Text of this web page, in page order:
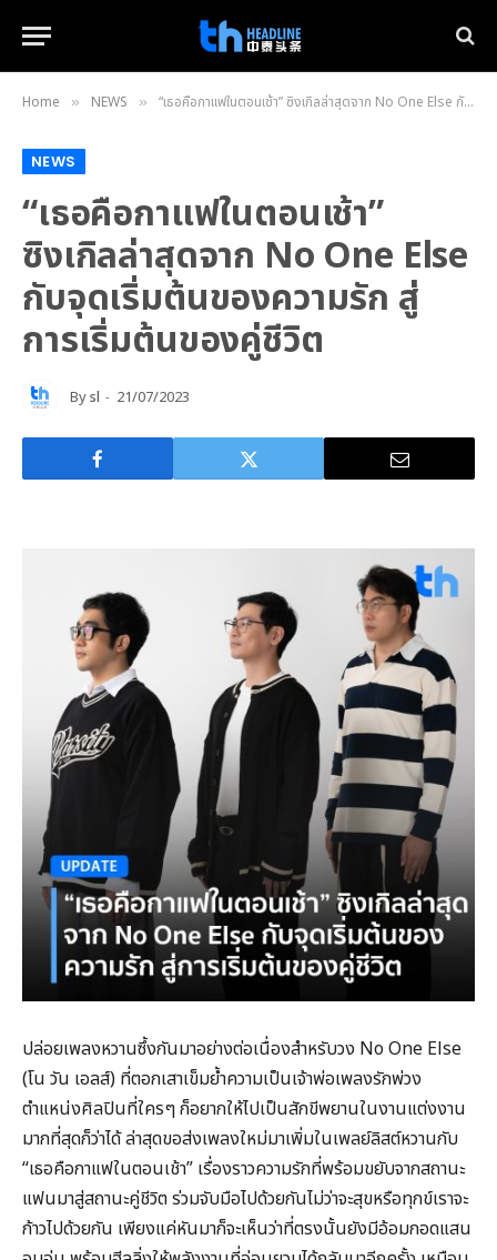
Home » NEWS » “เธอคือกาแฟในตอนเช้า” ซิงเกิลล่าสุดจาก No One Else กับจุดเริ่มต้นของความรัก สู่การเริ่มต้นของคู่ชีวิต
NEWS
“เธอคือกาแฟในตอนเช้า”
ซิงเกิลล่าสุดจาก No One Else
กับจุดเริ่มต้นของความรัก สู่
การเริ่มต้นของคู่ชีวิต
Bysl 21/07/2023
ปล่อยเพลงหวานซึ้งกันมาอย่างต่อเนื่องสำหรับวง No One Else
(โน วัน เอลส์) ที่ตอกเสาเข็มย้ำความเป็นเจ้าพ่อเพลงรักพ่วง
ตำแหน่งศิลปินที่ใครๆ ก็อยากให้ไปเป็นสักขีพยานในงานแต่งงาน
มากที่สุดก็ว่าได้ ล่าสุดขอส่งเพลงใหม่มาเพิ่มในเพลย์ลิสต์หวานกับ
“เธอคือกาแฟในตอนเช้า” เรื่องราวความรักที่พร้อมขยับจากสถานะ
แฟนมาสู่สถานะคู่ชีวิต ร่วมจับมือไปด้วยกันไม่ว่าจะสุขหรือทุกข์เราจะ
ก้าวไปด้วยกัน เพียงแค่หันมาก็จะเห็นว่าที่ตรงนั้นยังมีอ้อมกอดแสน